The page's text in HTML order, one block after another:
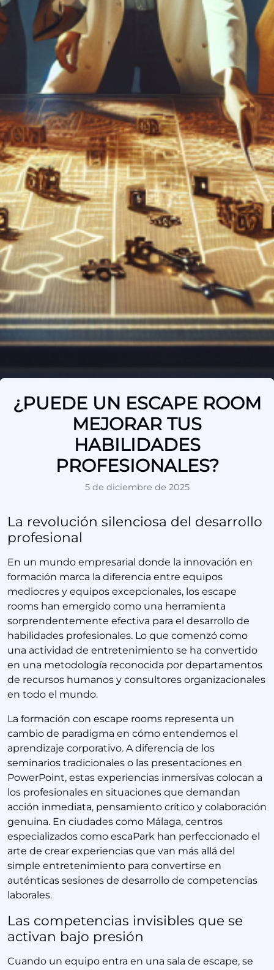
¿PUEDE UN ESCAPE ROOM
MEJORAR TUS
HABILIDADES
PROFESIONALES?
5 de diciembre de 2025
La revolución silenciosa del desarrollo
profesional
En un mundo empresarial donde la innovación en
formación marca la diferencia entre equipos
mediocres y equipos excepcionales, los escape
rooms han emergido como una herramienta
sorprendentemente efectiva para el desarrollo de
habilidades profesionales. Lo que comenzó como
una actividad de entretenimiento se ha convertido
en una metodología reconocida por departamentos
de recursos humanos y consultores organizacionales
en todo el mundo.
La formación con escape rooms representa un
cambio de paradigma en cómo entendemos el
aprendizaje corporativo. A diferencia de los
seminarios tradicionales o las presentaciones en
PowerPoint, estas experiencias inmersivas colocan a
los profesionales en situaciones que demandan
acción inmediata, pensamiento crítico y colaboración
genuina. En ciudades como Málaga, centros
especializados como escaPark han perfeccionado el
arte de crear experiencias que van más allá del
simple entretenimiento para convertirse en
auténticas sesiones de desarrollo de competencias
laborales.
Las competencias invisibles que se
activan bajo presión
Cuando un equipo entra en una sala de escape, se